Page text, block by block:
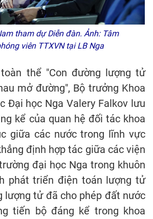
tham dự Diễn đàn. Ảnh: Tâm
viên TTXVN tại LB Nga
thể "Con đường lượng tử
mở đường", Bộ trưởng Khoa
Đại học Nga Valery Falkov lưu
kể của quan hệ đối tác khoa
giữa các nước trong lĩnh vực
định hợp tác giữa các viện
đại học Nga trong khuôn
phát triển điện toán lượng tử
lượng tử đã cho phép đất nước
tiến bộ đáng kể trong khoa